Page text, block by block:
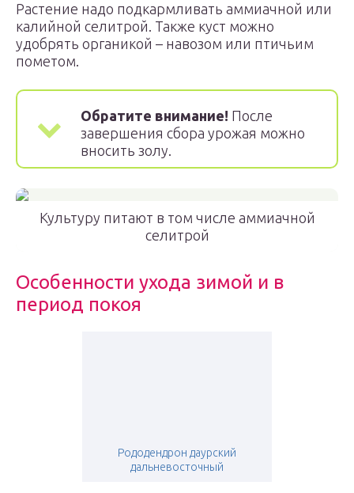
Растение надо подкармливать аммиачной или
калийной селитрой. Также куст можно
удобрять органикой – навозом или птичьим
пометом.
Обратите внимание! После
завершения сбора урожая можно
вносить золу.
Культуру питают в том числе аммиачной
селитрой
Особенности ухода зимой и в
период покоя
Рододендрон даурский
дальневосточный